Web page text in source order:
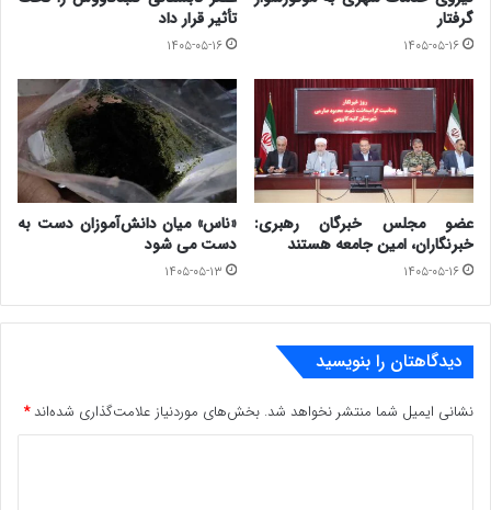
دبیرستان دوره اول پسرانه نازمحمدچپرلی
دبیرستان دوره اول دخترانه خانم عاشورمحمدی
دبیرستان دوره دوم پسرانه منصوربدراقی
و دخترانه مائده مختومی
www.ulkamiz.ir
گرفتار
۱۴۰۵-۰۵-۱۶
تأثیر قرار داد
۱۴۰۵-۰۵-۱۶
عضو مجلس خبرگان رهبری:
خبرنگاران، امین جامعه هستند
۱۴۰۵-۰۵-۱۶
«ناس» میان دانش‌آموزان دست به
دست می شود
۱۴۰۵-۰۵-۱۳
دیدگاهتان را بنویسید
نشانی ایمیل شما منتشر نخواهد شد. بخش‌های موردنیاز علامت‌گذاری شده‌اند*